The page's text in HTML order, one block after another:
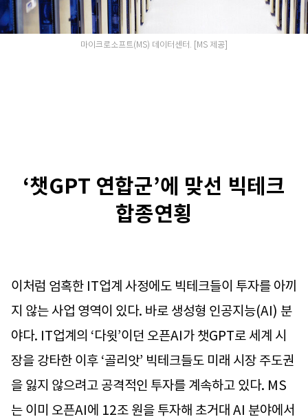
마이크로소프트(MS) 데이터센터. [MS 제공]
‘챗GPT 연합군’에 맞선 빅테크
합종연횡
이처럼 엄혹한 IT업계 사정에도 빅테크들이 투자를 아끼
지 않는 사업 영역이 있다. 바로 생성형 인공지능(AI) 분
야다. IT업계의 ‘다윗’이던 오픈AI가 챗GPT로 세계 시
장을 강타한 이후 ‘골리앗’ 빅테크들도 미래 시장 주도권
을 잃지 않으려고 공격적인 투자를 계속하고 있다. MS
는 이미 오픈AI에 12조 원을 투자해 초거대 AI 분야에서